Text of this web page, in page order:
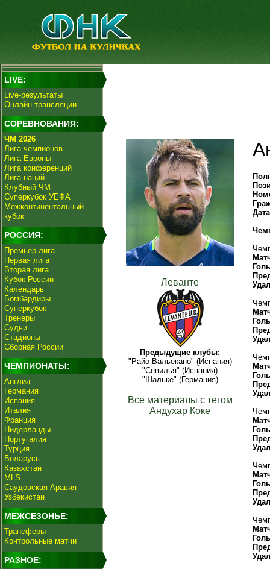
LIVE:
Live-результаты
Онлайн трансляции
СОРЕВНОВАНИЯ:
ЧМ 2026
Лига чемпионов
Лига Европы
Лига конференций
Лига наций
Клубный ЧМ
Суперкубок УЕФА
Межконтинентальный
кубок
РОССИЯ:
Премьер-лига
Первая лига
Вторая лига
Кубок России
Календарь
Бомбардиры
Суперкубок
Тренеры
Судьи
Стадионы
Сборная России
ЧЕМПИОНАТЫ:
Англия
Германия
Испания
Италия
Франция
Нидерланды
Португалия
Турция
Беларусь
Казахстан
MLS
Саудовская Аравия
Узбекистан
МЕЖСЕЗОНЬЕ:
Трансферы
Контрольные матчи
РАЗНОЕ:
Леванте
Предыдущие клубы:
"Райо Вальекано" (Испания)
"Севилья" (Испания)
"Шальке" (Германия)
Все материалы с тегом
Андухар Коке